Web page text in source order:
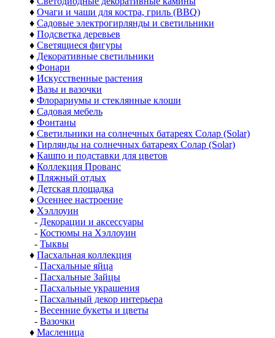
♦ Очаги и чаши для костра, гриль (BBQ)
♦ Садовые электрогирлянды и светильники
♦ Подсветка деревьев
♦ Светящиеся фигуры
♦ Декоративные светильники
♦ Фонари
♦ Искусственные растения
♦ Вазы и вазочки
♦ Флорариумы и стеклянные клоши
♦ Садовая мебель
♦ Фонтаны
♦ Светильники на солнечных батареях Солар (Solar)
♦ Гирлянды на солнечных батареях Солар (Solar)
♦ Кашпо и подставки для цветов
♦ Коллекция Прованс
♦ Пляжный отдых
♦ Детская площадка
♦ Осеннее настроение
♦ Хэллоуин
- Декорации и аксессуары
- Костюмы на Хэллоуин
- Тыквы
♦ Пасхальная коллекция
- Пасхальные яйца
- Пасхальные Зайцы
- Пасхальные украшения
- Пасхальный декор интерьера
- Весенние букеты и цветы
- Вазочки
♦ Масленица